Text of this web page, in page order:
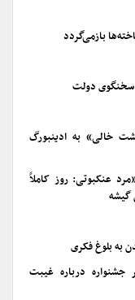
بازمی‌گردد
سخنگوی دولت
خالی» به ادینبورگ
عنکبوتی: روز کاملاً
گیشه
به بلوغ فکری
مدیر جشنواره درباره غیبت